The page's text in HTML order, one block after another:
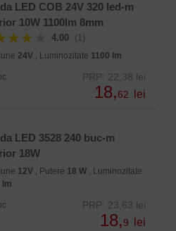
LED COB 24V 320 led-m
10W 1100lm 8mm
4.00 (1)
24V , Luminozitate 1100 lm
PRP: 22,38 lei
18,62 lei
LED 3528 240 buc-m
18W
12V , Putere 18 W , Luminozitate
lm
PRP: 23,63 lei
18,9 lei